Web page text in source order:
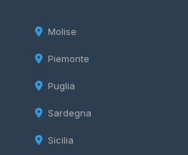
Molise
Piemonte
Puglia
Sardegna
Sicilia